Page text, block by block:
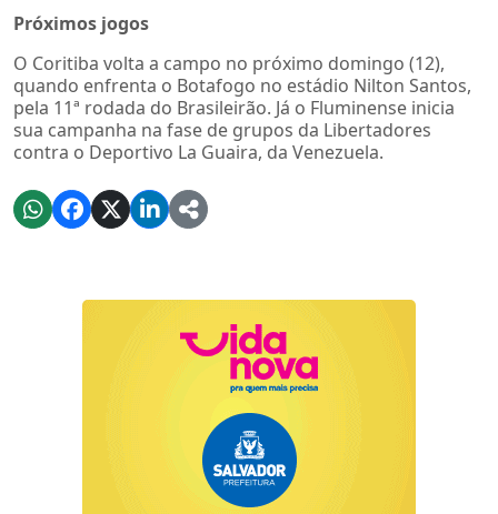
Próximos jogos
O Coritiba volta a campo no próximo domingo (12),
quando enfrenta o Botafogo no estádio Nilton Santos,
pela 11ª rodada do Brasileirão. Já o Fluminense inicia
sua campanha na fase de grupos da Libertadores
contra o Deportivo La Guaira, da Venezuela.